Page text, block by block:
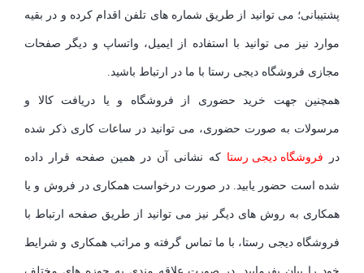
پشتیبانی؛ می توانید از طریق شماره های تلفن اقدام کرده و در بقیه
موارد نیز می توانید با استفاده از ایمیل، واتساپ و دیگر صفحات
مجازی فروشگاه دیجی رستا با ما در ارتباط باشید.
همچنین جهت خرید حضوری از فروشگاه و یا دریافت کالا و
مرسولات به صورت حضوری، می توانید در ساعات کاری ذکر شده
در فروشگاه دیجی رستا که نشانی آن در همین صفحه قرار داده
شده است حضور یابید. در صورت درخواست همکاری در فروش و یا
همکاری به روش های دیگر نیز می توانید از طریق صفحه ارتباط با
فروشگاه دیجی رستا، با ما تماس گرفته و مراتب همکاری و شرایط